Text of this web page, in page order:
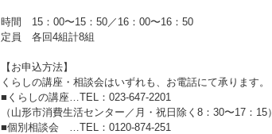
時間 15：00〜15：50／16：00〜16：50
定員 各回4組計8組
【お申込方法】
くらしの講座・相談会はいずれも、お電話にて承ります。
■くらしの講座…TEL：023-647-2201
（山形市消費生活センター／月・祝日除く8：30〜17：
■個別相談会 …TEL：0120-874-251